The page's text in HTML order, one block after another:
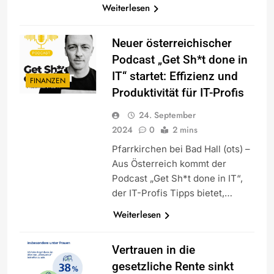
Weiterlesen
FINANZEN
Neuer österreichischer
Podcast „Get Sh*t done in
IT“ startet: Effizienz und
Produktivität für IT-Profis
24. September
2024
0 2 mins
Pfarrkirchen bei Bad Hall (ots) –
Aus Österreich kommt der
Podcast „Get Sh*t done in IT“,
der IT-Profis Tipps bietet,…
Weiterlesen
Vertrauen in die
gesetzliche Rente sinkt